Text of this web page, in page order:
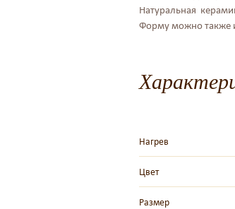
Натуральная
Форму можно также
Нагрев
Цвет
Размер